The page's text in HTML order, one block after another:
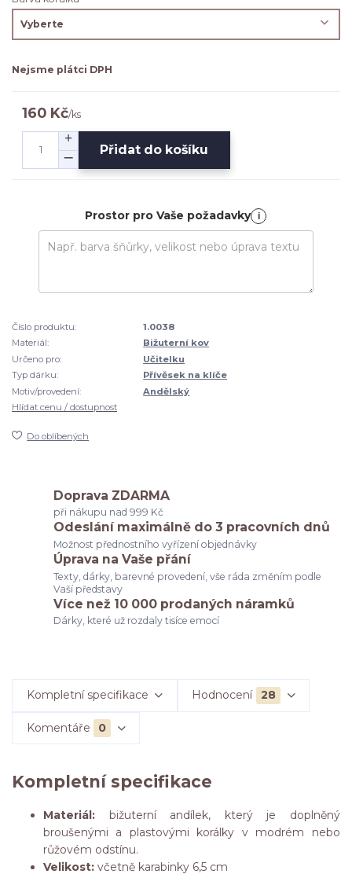
Nejsme plátci DPH
160 Kč/ks
Přidat do košíku
Prostor pro Vaše požadavky i
Číslo produktu:
1.0038
Materiál:
Bižuterní kov
Určeno pro:
Učitelku
Typ dárku:
Přívěsek na klíče
Motiv/provedení:
Andělský
Hlídat cenu / dostupnost
Do oblíbených
Doprava ZDARMA
při nákupu nad 999 Kč
Odeslání maximálně do 3 pracovních dnů
Možnost přednostního vyřízení objednávky
Úprava na Vaše přání
Texty, dárky, barevné provedení, vše ráda změním podle
Vaší představy
Více než 10 000 prodaných náramků
Dárky, které už rozdaly tisíce emocí
Kompletní specifikace Hodnocení 28
Komentáře 0
Kompletní specifikace
Materiál: bižuterní andílek, který je doplněný
broušenými a plastovými korálky v modrém nebo
růžovém odstínu.
Velikost: včetně karabinky 6,5 cm